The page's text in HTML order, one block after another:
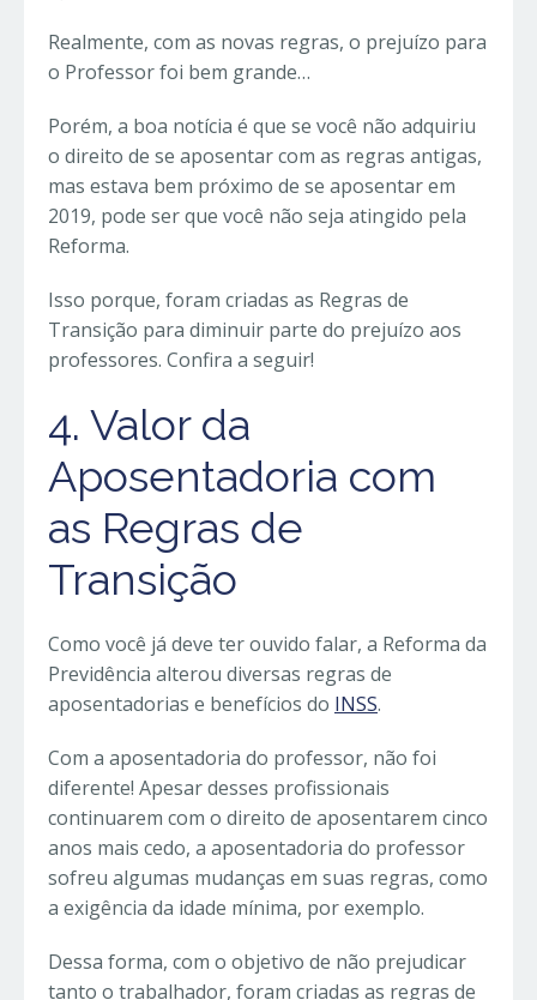
Realmente, com as novas regras, o prejuízo para
o Professor foi bem grande…
Porém, a boa notícia é que se você não adquiriu
o direito de se aposentar com as regras antigas,
mas estava bem próximo de se aposentar em
2019, pode ser que você não seja atingido pela
Reforma.
Isso porque, foram criadas as Regras de
Transição para diminuir parte do prejuízo aos
professores. Confira a seguir!
4. Valor da
Aposentadoria com
as Regras de
Transição
Como você já deve ter ouvido falar, a Reforma da
Previdência alterou diversas regras de
aposentadorias e benefícios do INSS.
Com a aposentadoria do professor, não foi
diferente! Apesar desses profissionais
continuarem com o direito de aposentarem cinco
anos mais cedo, a aposentadoria do professor
sofreu algumas mudanças em suas regras, como
a exigência da idade mínima, por exemplo.
Dessa forma, com o objetivo de não prejudicar
tanto o trabalhador, foram criadas as regras de